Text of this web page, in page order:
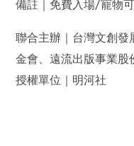
備註｜免費入場/寵物
聯合主辦｜台灣文創
金會、遠流出版事業股
授權單位｜明河社